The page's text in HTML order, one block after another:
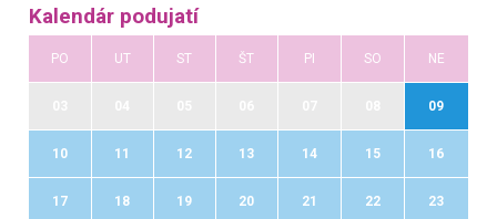
Kalendár podujatí
PO UT ST ŠT PI SO NE
09
10 11 12 13 14 15 16
17 18 19 20 21 22 23